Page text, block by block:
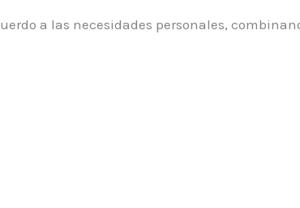
a las necesidades personales,